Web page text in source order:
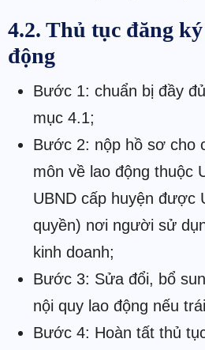
4.2. Thủ tục đăng
động
Bước 1: chuẩn bị đầy
mục 4.1;
Bước 2: nộp hồ sơ cho
môn về lao động thuộc
UBND cấp huyện được
quyền) nơi người sử
kinh doanh;
Bước 3: Sửa đổi, bổ
nội quy lao động nếu
Bước 4: Hoàn tất thủ